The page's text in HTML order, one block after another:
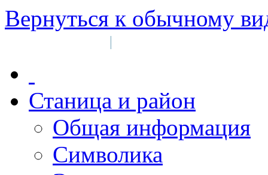
Вернуться к обычному
|
Станица и район
Общая информация
Символика